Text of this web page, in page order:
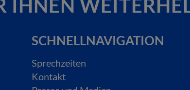
IHNEN
SCHNELLNAVIGATION
Sprechzeiten
Kontakt